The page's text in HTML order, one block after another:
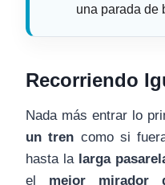
una parada de
Recorriendo
Nada más entrar lo
un tren como si
hasta la larga
el mejor mirador